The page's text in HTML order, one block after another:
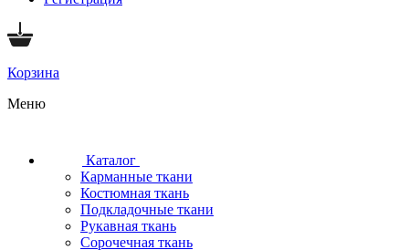
Корзина
Меню
Каталог
Карманные ткани
Костюмная ткань
Подкладочные ткани
Рукавная ткань
Сорочечная ткань